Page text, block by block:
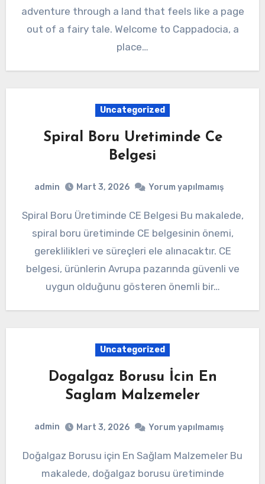
adventure through a land that feels like a page
out of a fairy tale. Welcome to Cappadocia, a
place…
Uncategorized
Spiral Boru Uretiminde Ce
Belgesi
admin Mart 3, 2026 Yorum yapılmamış
Spiral Boru Üretiminde CE Belgesi Bu makalede,
spiral boru üretiminde CE belgesinin önemi,
gereklilikleri ve süreçleri ele alınacaktır. CE
belgesi, ürünlerin Avrupa pazarında güvenli ve
uygun olduğunu gösteren önemli bir…
Uncategorized
Dogalgaz Borusu İcin En
Saglam Malzemeler
admin Mart 3, 2026 Yorum yapılmamış
Doğalgaz Borusu için En Sağlam Malzemeler Bu
makalede, doğalgaz borusu üretiminde